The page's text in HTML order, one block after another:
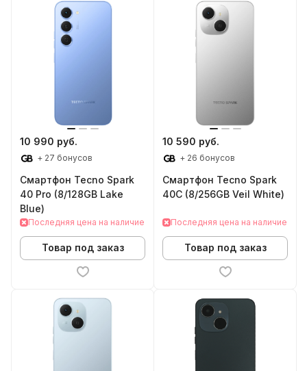
10 990 руб.
+ 27 бонусов
Смартфон Tecno Spark
40 Pro (8/128GB Lake
Blue)
Последняя цена на наличие
Товар под заказ
10 590 руб.
+ 26 бонусов
Смартфон Tecno Spark
40C (8/256GB Veil White)
Последняя цена на наличие
Товар под заказ